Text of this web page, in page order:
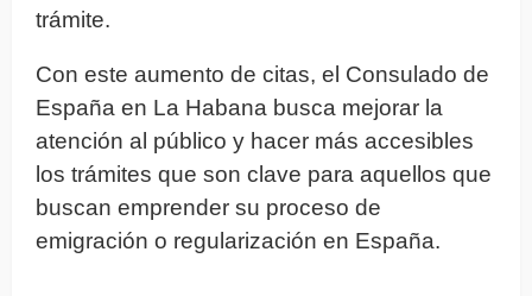
trámite.
Con este aumento de citas, el Consulado de
España en La Habana busca mejorar la
atención al público y hacer más accesibles
los trámites que son clave para aquellos que
buscan emprender su proceso de
emigración o regularización en España.